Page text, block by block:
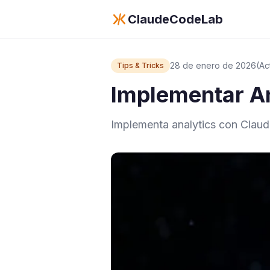
ClaudeCodeLab
Tips & Tricks 28 de enero de 2026
Implementar
Implementa analytics con